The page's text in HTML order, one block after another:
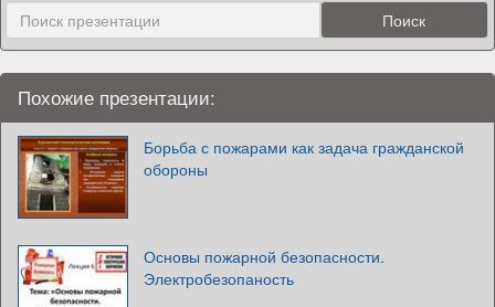
Похожие презентации:
Борьба с пожарами как задача гражданской
обороны
Основы пожарной безопасности.
Электробезопаность